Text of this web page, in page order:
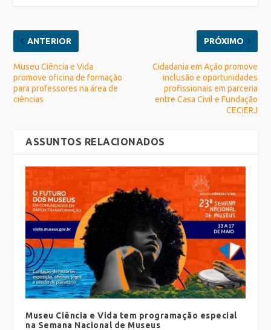
ANTERIOR
Museu Ciência e Vida
promove oficina de formação
para professores na área de
ciências
PRÓXIMO
Cidadania em Ação promove
inclusão e oportunidades
profissionais em parceria
entre Casa Civil e Fundação
CECIERJ
ASSUNTOS RELACIONADOS
Museu Ciência e Vida tem programação especial
na Semana Nacional de Museus